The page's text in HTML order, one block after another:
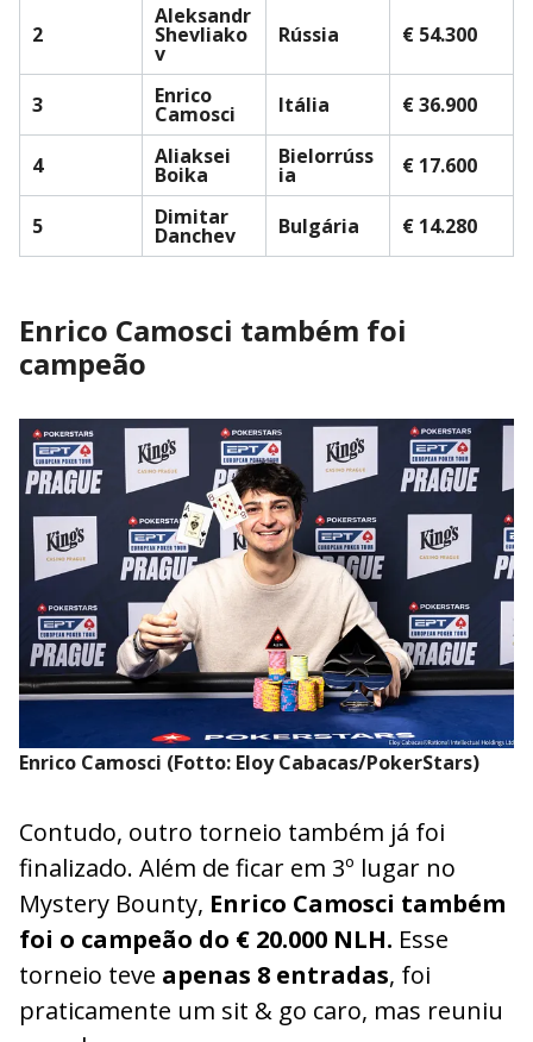
2
Aleksandr
Shevliako
v
Rússia € 54.300
3 Enrico
Camosci Itália € 36.900
4 Aliaksei
Boika
Bielorrúss
ia € 17.600
5 Dimitar
Danchev Bulgária € 14.280
Enrico Camosci também foi
campeão
Enrico Camosci (Fotto: Eloy Cabacas/PokerStars)
Contudo, outro torneio também já foi
finalizado. Além de ficar em 3º lugar no
Mystery Bounty, Enrico Camosci também
foi o campeão do € 20.000 NLH. Esse
torneio teve apenas 8 entradas, foi
praticamente um sit & go caro, mas reuniu